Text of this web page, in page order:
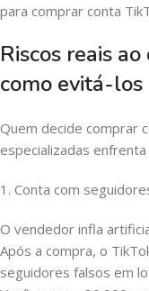
para comprar conta
Riscos reais
como evitá-los
Quem decide comprar
especializadas
1. Conta com
O vendedor infla
Após a compra, o
seguidores falsos em